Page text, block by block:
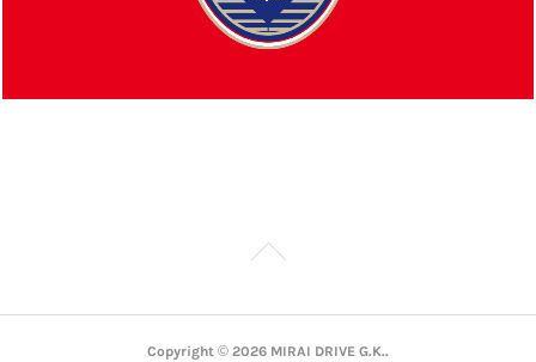
Copyright © 2026 MIRAI DRIVE G.K..